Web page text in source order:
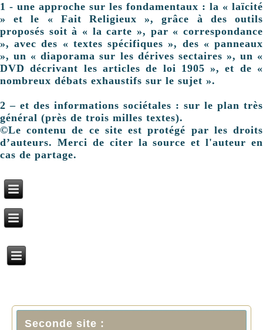
1 - une approche sur les fondamentaux : la « laïcité
» et le « Fait Religieux », grâce à des outils
proposés soit à « la carte », par « correspondance
», avec des « textes spécifiques », des « panneaux
», un « diaporama sur les dérives sectaires », un «
DVD décrivant les articles de loi 1905 », et de «
nombreux débats exhaustifs sur le sujet ».
2 – et des informations sociétales : sur le plan très
général (près de trois milles textes).
©Le contenu de ce site est protégé par les droits
d’auteurs. Merci de citer la source et l'auteur en
cas de partage.
Seconde site :